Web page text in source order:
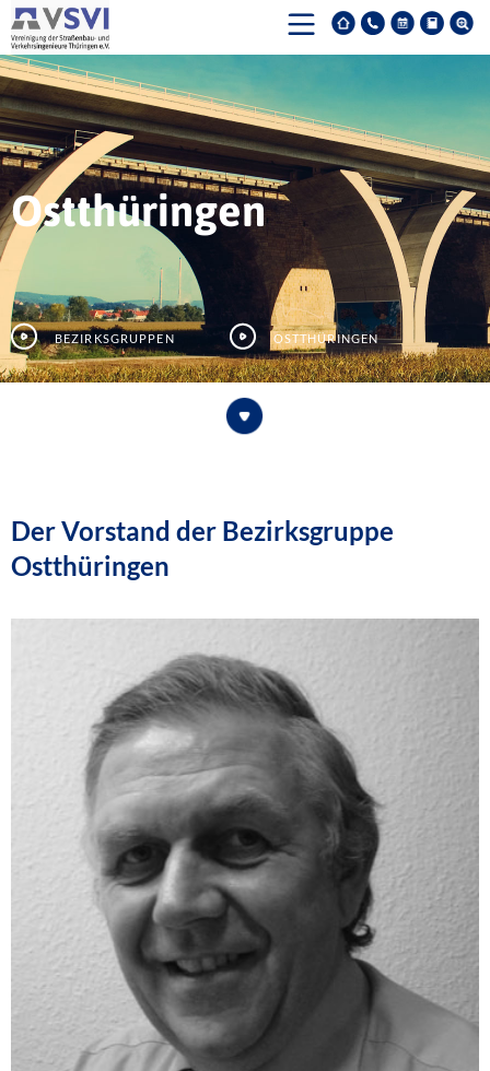
Ostthüringen
Bezirksgruppen Ostthüringen
Der Vorstand der Bezirksgruppe
Ostthüringen